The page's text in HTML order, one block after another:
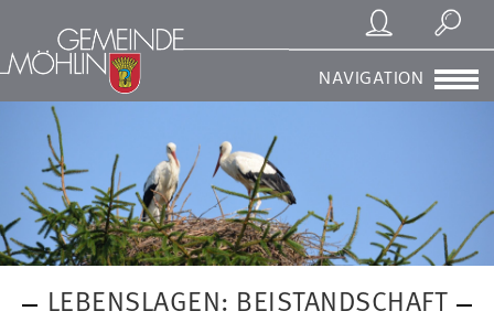
Registrierung/Login
Suchen
NAVIGATION
LEBENSLAGEN: BEISTANDSCHAFT